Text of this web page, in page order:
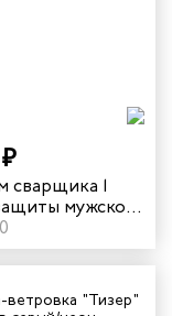
сварщика 1
мужской
цвет олива